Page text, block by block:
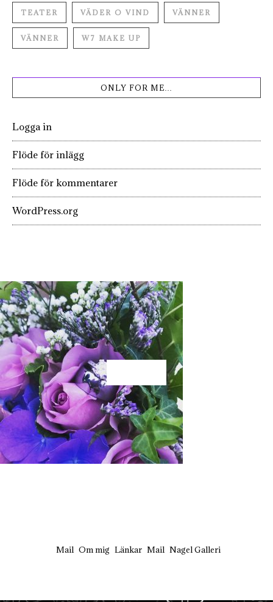
TEATER VÄDER O VIND VÄNNER
VÄNNER W7 MAKE UP
ONLY FOR ME…
Logga in
Flöde för inlägg
Flöde för kommentarer
WordPress.org
Mail Om mig Länkar Mail Nagel Galleri